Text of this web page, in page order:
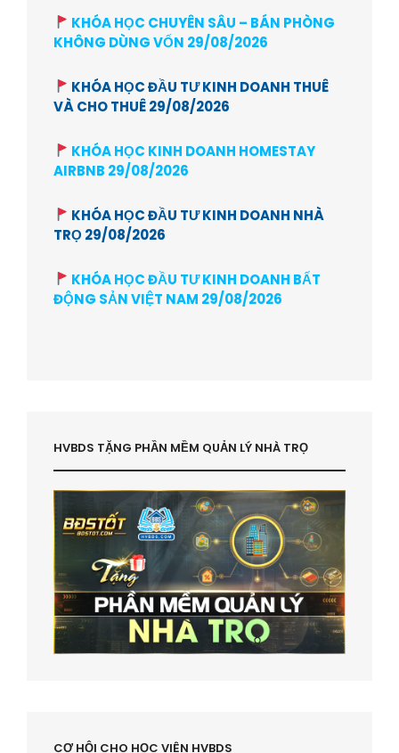
KHÓA HỌC CHUYÊN SÂU – BÁN PHÒNG
KHÔNG DÙNG VỐN 29/08/2026
KHÓA HỌC ĐẦU TƯ KINH DOANH THUÊ
VÀ CHO THUÊ 29/08/2026
KHÓA HỌC KINH DOANH HOMESTAY
AIRBNB 29/08/2026
KHÓA HỌC ĐẦU TƯ KINH DOANH NHÀ
TRỌ 29/08/2026
KHÓA HỌC ĐẦU TƯ KINH DOANH BẤT
ĐỘNG SẢN VIỆT NAM 29/08/2026
HVBDS TẶNG PHẦN MỀM QUẢN LÝ NHÀ TRỌ
CƠ HỘI CHO HỌC VIÊN HVBDS